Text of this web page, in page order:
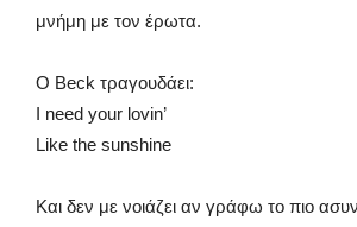
μνήμη με τον έρωτα.
Ο Beck τραγουδάει:
I need your lovin’
Like the sunshine
Και δεν με νοιάζει αν γράφω το πιο